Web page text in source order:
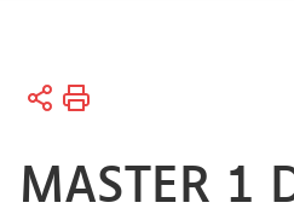
Vous
Accueil
MASTER 1